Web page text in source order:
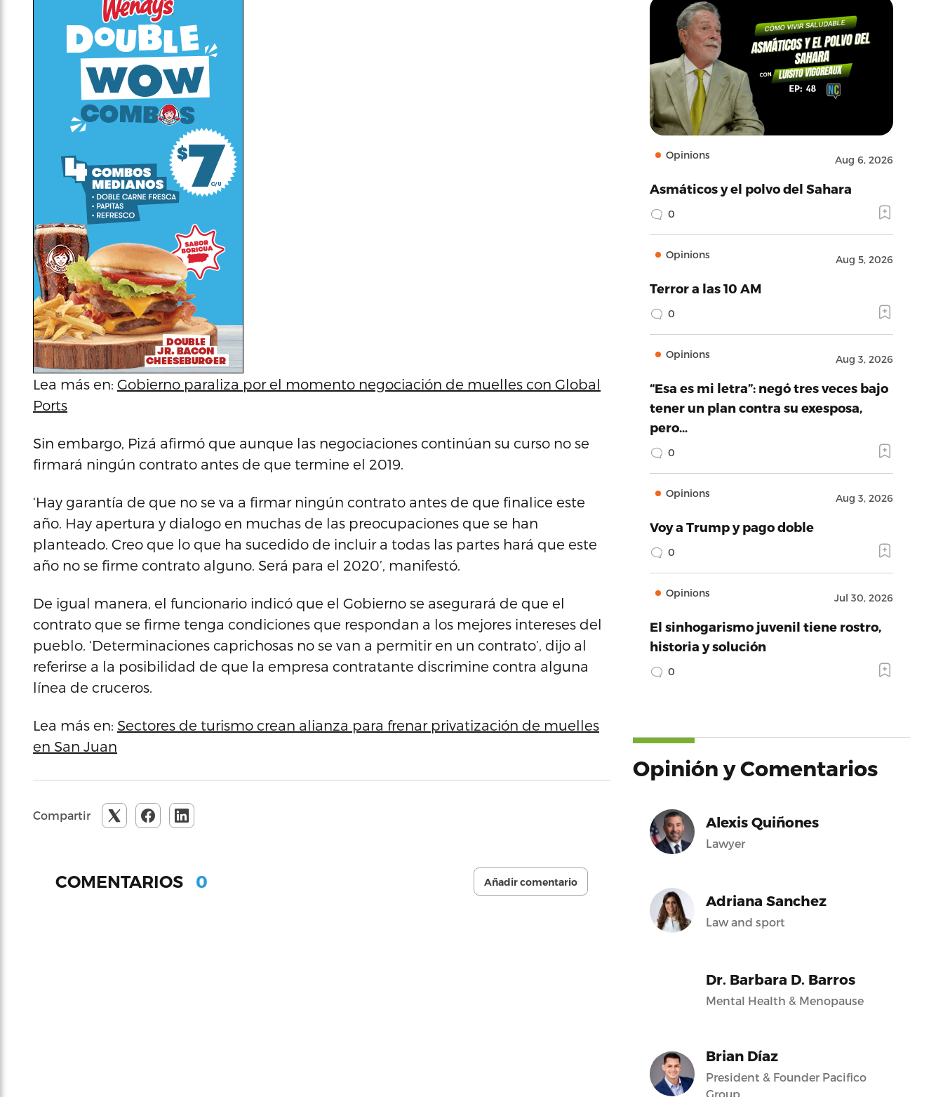
Lea más en: Gobierno paraliza por el momento negociación de muelles con Global
Ports
Sin embargo, Pizá afirmó que aunque las negociaciones continúan su curso no se
firmará ningún contrato antes de que termine el 2019.
‘Hay garantía de que no se va a firmar ningún contrato antes de que finalice este
año. Hay apertura y dialogo en muchas de las preocupaciones que se han
planteado. Creo que lo que ha sucedido de incluir a todas las partes hará que este
año no se firme contrato alguno. Será para el 2020’, manifestó.
De igual manera, el funcionario indicó que el Gobierno se asegurará de que el
contrato que se firme tenga condiciones que respondan a los mejores intereses del
pueblo. ‘Determinaciones caprichosas no se van a permitir en un contrato’, dijo al
referirse a la posibilidad de que la empresa contratante discrimine contra alguna
línea de cruceros.
Lea más en: Sectores de turismo crean alianza para frenar privatización de muelles
en San Juan
Compartir
COMENTARIOS 0 Añadir comentario
Opinions Aug 6, 2026
Asmáticos y el polvo del Sahara
0
Opinions Aug 5, 2026
Terror a las 10 AM
0
Opinions Aug 3, 2026
“Esa es mi letra”: negó tres veces bajo
tener un plan contra su exesposa,
pero…
0
Opinions Aug 3, 2026
Voy a Trump y pago doble
0
Opinions Jul 30, 2026
El sinhogarismo juvenil tiene rostro,
historia y solución
0
Opinión y Comentarios
Alexis Quiñones
Lawyer
Adriana Sanchez
Law and sport
Dr. Barbara D. Barros
Mental Health & Menopause
Brian Díaz
President & Founder Pacifico
Group